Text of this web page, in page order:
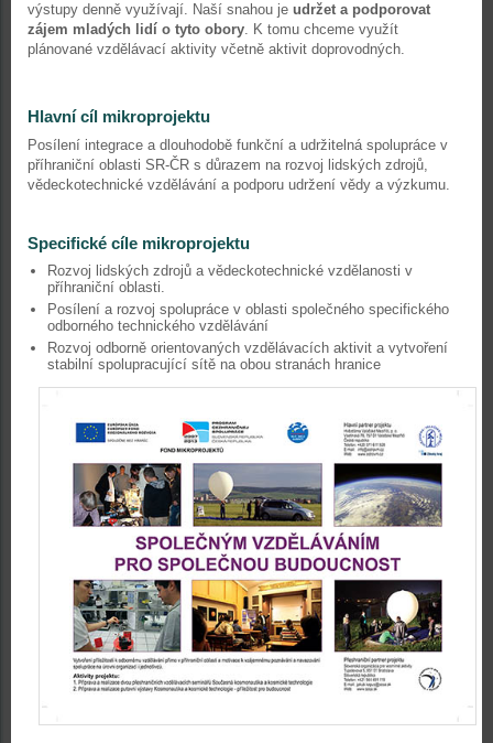
výstupy denně využívají. Naší snahou je udržet a podporovat
zájem mladých lidí o tyto obory. K tomu chceme využít
plánované vzdělávací aktivity včetně aktivit doprovodných.
Hlavní cíl mikroprojektu
Posílení integrace a dlouhodobě funkční a udržitelná spolupráce v
příhraniční oblasti SR-ČR s důrazem na rozvoj lidských zdrojů,
vědeckotechnické vzdělávání a podporu udržení vědy a výzkumu.
Specifické cíle mikroprojektu
Rozvoj lidských zdrojů a vědeckotechnické vzdělanosti v
příhraniční oblasti.
Posílení a rozvoj spolupráce v oblasti společného specifického
odborného technického vzdělávání
Rozvoj odborně orientovaných vzdělávacích aktivit a vytvoření
stabilní spolupracující sítě na obou stranách hranice